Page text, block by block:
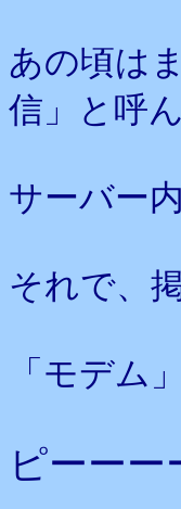
あの頃は
信」と呼
サーバー
それで、
「モデム
ピーー